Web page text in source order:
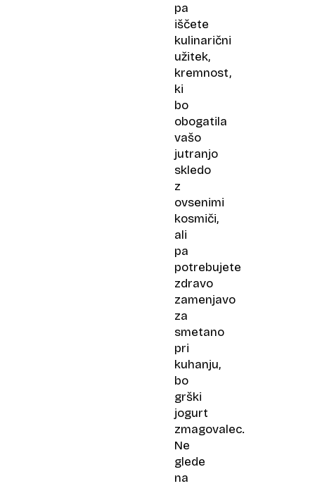
pa
iščete
kulinarični
užitek,
kremnost,
ki
bo
obogatila
vašo
jutranjo
skledo
z
ovsenimi
kosmiči,
ali
pa
potrebujete
zdravo
zamenjavo
za
smetano
pri
kuhanju,
bo
grški
jogurt
zmagovalec.
Ne
glede
na